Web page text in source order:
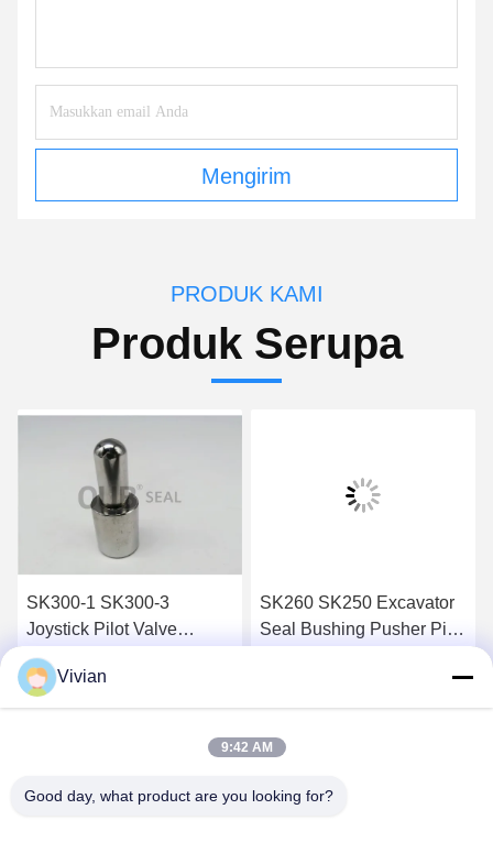
Mengirim
PRODUK KAMI
Produk Serupa
SK300-1 SK300-3
Joystick Pilot Valve
Pusher Untuk Excavator
SK320-3 SK320-6
YY01V00009F1 KOB-
Dapatkan Harga Terbaik
SK260 SK250 Excavator
Seal Bushing Pusher Pilot
Dapatkan Harga Terbaik
Vivian
9:42 AM
Good day, what product are you looking for?